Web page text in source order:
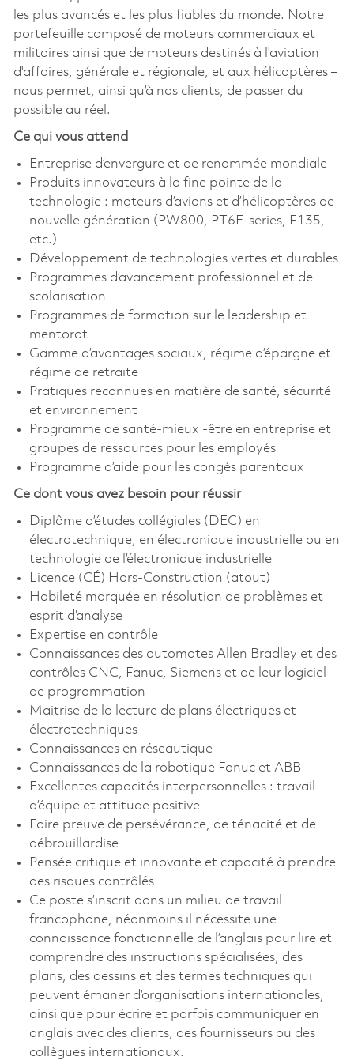
les plus avancés et les plus fiables du monde. Notre
portefeuille composé de moteurs commerciaux et
militaires ainsi que de moteurs destinés à l'aviation
d'affaires, générale et régionale, et aux hélicoptères –
nous permet, ainsi qu’à nos clients, de passer du
possible au réel.
Ce qui vous attend
Entreprise d’envergure et de renommée mondiale
Produits innovateurs à la fine pointe de la
technologie : moteurs d’avions et d’hélicoptères de
nouvelle génération (PW800, PT6E-series, F135,
etc.)
Développement de technologies vertes et durables
Programmes d’avancement professionnel et de
scolarisation
Programmes de formation sur le leadership et
mentorat
Gamme d’avantages sociaux, régime d’épargne et
régime de retraite
Pratiques reconnues en matière de santé, sécurité
et environnement
Programme de santé-mieux -être en entreprise et
groupes de ressources pour les employés
Programme d’aide pour les congés parentaux
Ce dont vous avez besoin pour réussir
Diplôme d’études collégiales (DEC) en
électrotechnique, en électronique industrielle ou en
technologie de l’électronique industrielle
Licence (CÉ) Hors-Construction (atout)
Habileté marquée en résolution de problèmes et
esprit d’analyse
Expertise en contrôle
Connaissances des automates Allen Bradley et des
contrôles CNC, Fanuc, Siemens et de leur logiciel
de programmation
Maitrise de la lecture de plans électriques et
électrotechniques
Connaissances en réseautique
Connaissances de la robotique Fanuc et ABB
Excellentes capacités interpersonnelles : travail
d’équipe et attitude positive
Faire preuve de persévérance, de ténacité et de
débrouillardise
Pensée critique et innovante et capacité à prendre
des risques contrôlés
Ce poste s’inscrit dans un milieu de travail
francophone, néanmoins il nécessite une
connaissance fonctionnelle de l’anglais pour lire et
comprendre des instructions spécialisées, des
plans, des dessins et des termes techniques qui
peuvent émaner d’organisations internationales,
ainsi que pour écrire et parfois communiquer en
anglais avec des clients, des fournisseurs ou des
collègues internationaux.